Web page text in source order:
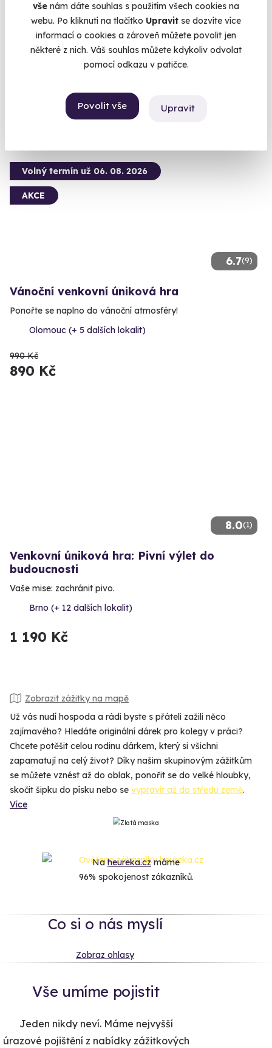
vše nám dáte souhlas s použitím všech cookies na
webu. Po kliknutí na tlačítko Upravit se dozvíte více
informací o cookies a zároveň můžete povolit jen
některé z nich. Váš souhlas můžete kdykoliv odvolat
pomocí odkazu v patičce.
Povolit vše Upravit
Venkovní úniková hra: Skandinávská
kriminálka
Zhostěte se úlohy detektiva a vyšetřete komplikovaný případ.
6.7(9)
Volný termín už 06. 08. 2026
AKCE
Vánoční venkovní úniková hra
Ponořte se naplno do vánoční atmosféry!
Olomouc (+ 5 dalších lokalit)
990 Kč
890 Kč
8.0(1)
Venkovní úniková hra: Pivní výlet do
budoucnosti
Vaše mise: zachránit pivo.
Brno (+ 12 dalších lokalit)
1 190 Kč
Zobrazit zážitky na mapě
Už vás nudí hospoda a rádi byste s přáteli zažili něco
zajímavého? Hledáte originální dárek pro kolegy v práci?
Chcete potěšit celou rodinu dárkem, který si všichni
zapamatují na celý život? Díky našim skupinovým zážitkům
se můžete vznést až do oblak, ponořit se do velké hloubky,
skočit šipku do písku nebo se vypravit až do středu země.
Více
Naheureka.czmáme
96% spokojenost zákazníků.
Co si o nás myslí
Zobraz ohlasy
Vše umíme pojistit
Jeden nikdy neví. Máme nejvyšší
úrazové pojištění z nabídky zážitkových